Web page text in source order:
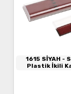
1615 SİYAH -
Plastik İkili